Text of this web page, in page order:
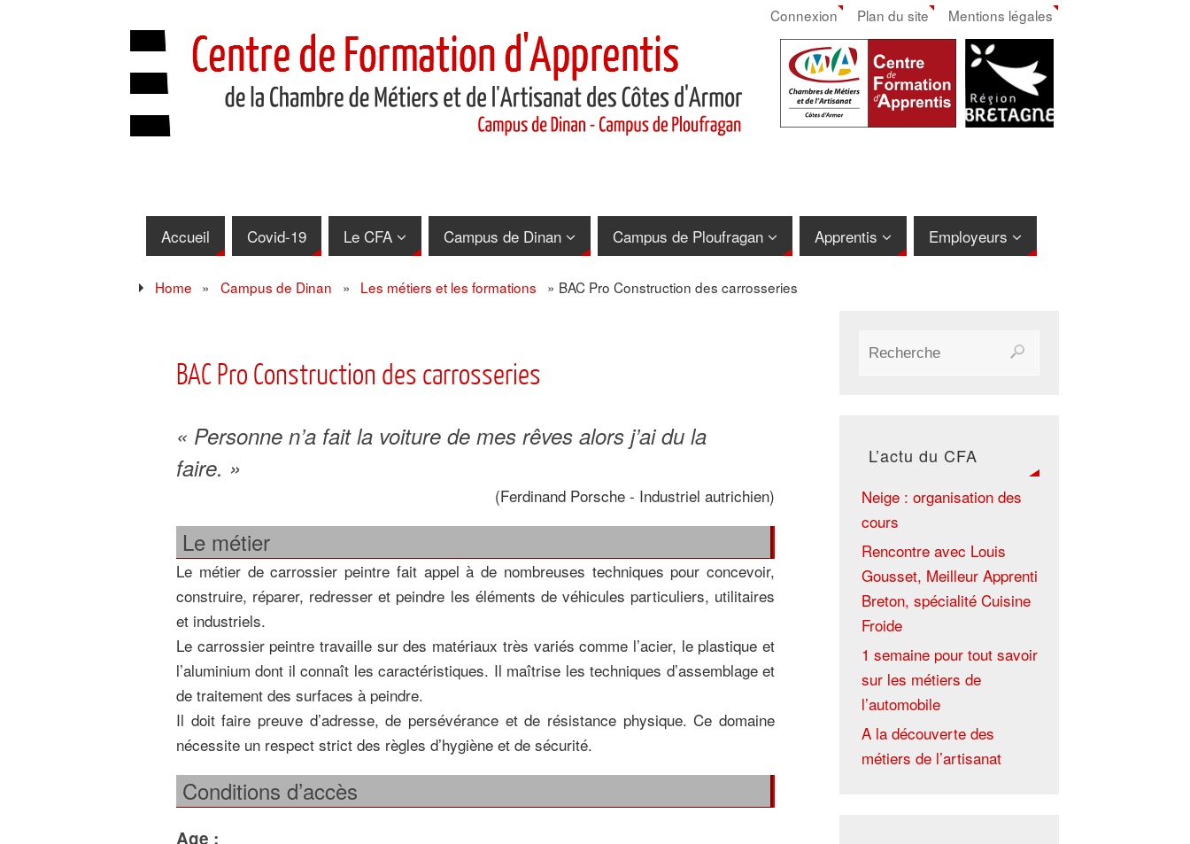
Connexion Plan du site Mentions légales
Accueil Covid-19 Le CFA Campus de Dinan Campus de Ploufragan Apprentis Employeurs
Home » Campus de Dinan » Les métiers et les formations » BAC Pro Construction des carrosseries
BAC Pro Construction des carrosseries
« Personne n’a fait la voiture de mes rêves alors j’ai du la
faire. »
(Ferdinand Porsche - Industriel autrichien)
Le métier
Le métier de carrossier peintre fait appel à de nombreuses techniques pour concevoir,
construire, réparer, redresser et peindre les éléments de véhicules particuliers, utilitaires
et industriels.
Le carrossier peintre travaille sur des matériaux très variés comme l’acier, le plastique et
l’aluminium dont il connaît les caractéristiques. Il maîtrise les techniques d’assemblage et
de traitement des surfaces à peindre.
Il doit faire preuve d’adresse, de persévérance et de résistance physique. Ce domaine
nécessite un respect strict des règles d’hygiène et de sécurité.
Conditions d’accès
Age :
L’actu du CFA
Neige : organisation des
cours
Rencontre avec Louis
Gousset, Meilleur Apprenti
Breton, spécialité Cuisine
Froide
1 semaine pour tout savoir
sur les métiers de
l’automobile
A la découverte des
métiers de l’artisanat